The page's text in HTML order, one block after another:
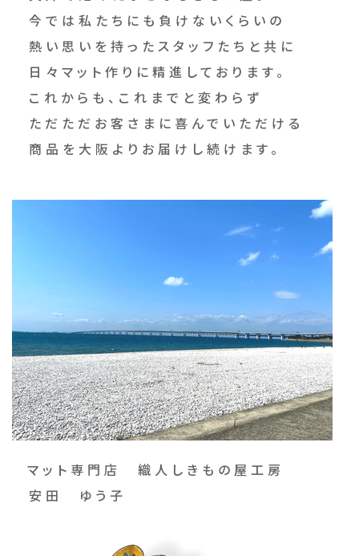
今では私たちにも負けないくらいの
熱い思いを持ったスタッフたちと共に
日々マット作りに精進しております。
これからも、これまでと変わらず
ただただお客さまに喜んでいただける
商品を大阪よりお届けし続けます。
マット専門店 織人しきもの屋工房
安田 ゆう子